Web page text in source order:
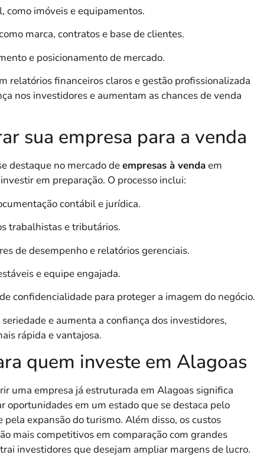
como imóveis e equipamentos.
marca, contratos e base de clientes.
e posicionamento de mercado.
relatórios financeiros claros e gestão profissionalizada
nos investidores e aumentam as chances de venda
sua empresa para a venda
destaque no mercado deempresas à vendaem
em preparação. O processo inclui:
contábil e jurídica.
trabalhistas e tributários.
de desempenho e relatórios gerenciais.
e equipe engajada.
confidencialidade para proteger a imagem do negócio.
e aumenta a confiança dos investidores,
rápida e vantajosa.
quem investe em Alagoas
uma empresa já estruturada em Alagoas significa
oportunidades em um estado que se destaca pelo
pela expansão do turismo. Além disso, os custos
mais competitivos em comparação com grandes
investidores que desejam ampliar margens de lucro.